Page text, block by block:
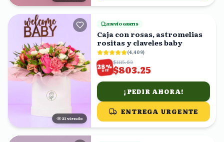
20 viendo
ENVÍO GRATIS
Caja con rosas, astromelias
rositas y claveles baby
(4,409)
28%
OFF
$1115.63
$803.25
¡PEDIR AHORA!
ENTREGA URGENTE